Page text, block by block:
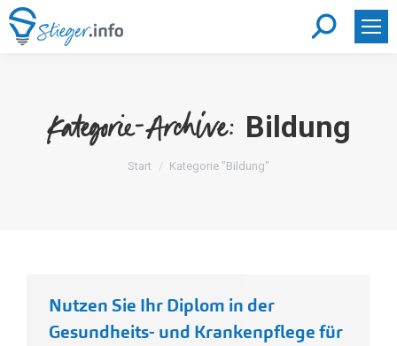
Search:
Kategorie-Archive: Bildung
Sie befinden sich hier:
Start Kategorie "Bildung"
Nutzen Sie Ihr Diplom in der
Gesundheits- und Krankenpflege für